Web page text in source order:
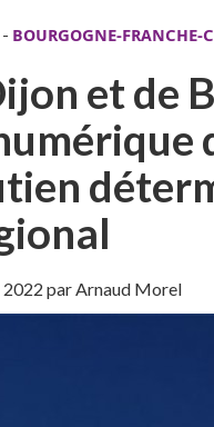
- BOURGOGNE-FRANCHE-
et de
2022 par Arnaud Morel